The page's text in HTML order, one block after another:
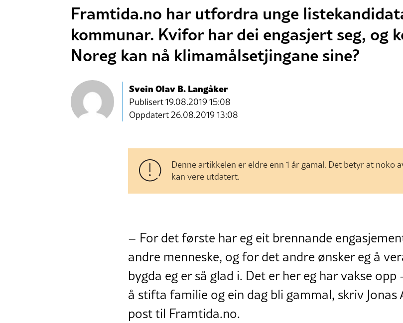
Framtida.no har utfordra unge
kommunar. Kvifor har dei engasjert seg, og
Noreg kan nå klimamålsetjingane sine?
Svein Olav B. Langåker
Publisert19.08.2019 15:08
Oppdatert 26.08.2019 13:08
Denne artikkelen er eldre enn 1 år gamal. Det betyr at noko
kan vere utdatert.
– For det første har eg eit brennande
andre menneske, og for det andre ønsker eg å
bygda eg er så glad i. Det er her eg har vakse
å stifta familie og ein dag bli gammal, skriv Jonas
post til Framtida.no.